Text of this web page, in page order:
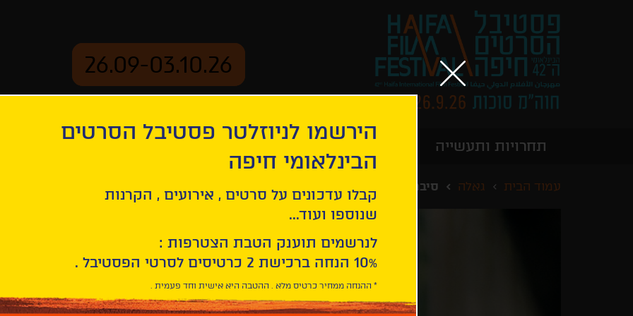
26.09-03.10.26
תחרויות ותעשייה
עמוד הבית גאלה סיברג
הירשמו לניוזלטר פסטיבל הסרטים
הבינלאומי חיפה
קבלו עדכונים על סרטים , אירועים , הקרנות
שנוספו ועוד...
לנרשמים תוענק הטבת הצטרפות :
10% הנחה ברכישת 2 כרטיסים לסרטי הפסטיבל .
* ההנחה ממחיר כרטיס מלא . ההטבה היא אישית וחד פעמית .